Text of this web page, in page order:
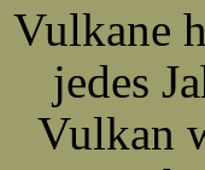
Vulkane
jedes
Vulkan